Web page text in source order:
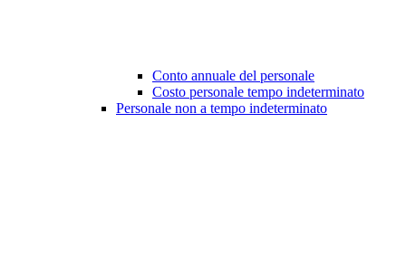
Conto annuale del personale
Costo personale tempo indeterminato
Personale non a tempo indeterminato